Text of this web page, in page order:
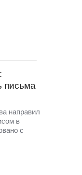
письма
направил
в
с